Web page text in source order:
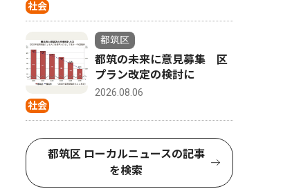
社会
社会
都筑区
都筑の未来に意見募集 区
プラン改定の検討に
2026.08.06
都筑区 ローカルニュースの記事
を検索